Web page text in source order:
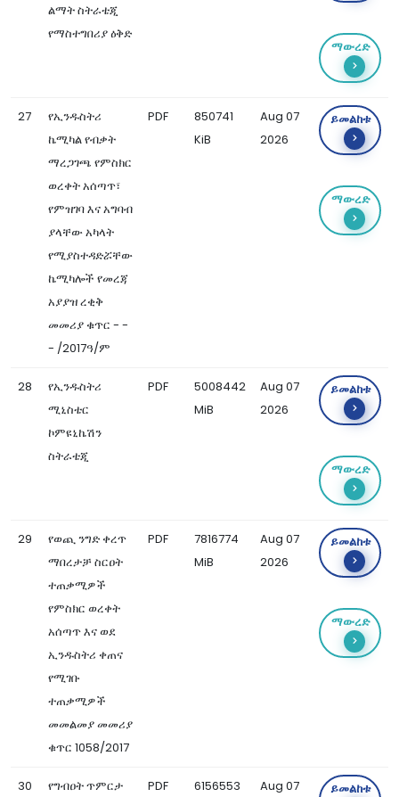
ልማት ስትራቴጂ
የማስተግበሪያ ዕቅድ
ማውረድ
27
የኢንዱስትሪ
ኬሚካል የብቃት
ማረጋገጫ የምስክር
ወረቀት አሰጣጥ፣
የምዝገባ እና አግባብ
ያላቸው አካላት
የሚያስተዳድሯቸው
ኬሚካሎች የመረጃ
አያያዝ ረቂቅ
መመሪያ ቁጥር - -
- /2017ዓ/ም
PDF
850741
KiB
Aug 07
2026
ይመልከቱ
ማውረድ
28
የኢንዱስትሪ
ሚኒስቴር
ኮምዩኒኬሽን
ስትራቴጂ
PDF
5008442
MiB
Aug 07
2026
ይመልከቱ
ማውረድ
29
የወጪ ንግድ ቀረጥ
ማበረታቻ ስርዐት
ተጠቃሚዎች
የምስክር ወረቀት
አሰጣጥ እና ወደ
ኢንዱስትሪ ቀጠና
የሚገቡ
ተጠቃሚዎች
መመልመያ መመሪያ
ቁጥር 1058/2017
PDF
7816774
MiB
Aug 07
2026
ይመልከቱ
ማውረድ
30
የግብዐት ጥምርታ
PDF
6156553
Aug 07
ይመልከቱ